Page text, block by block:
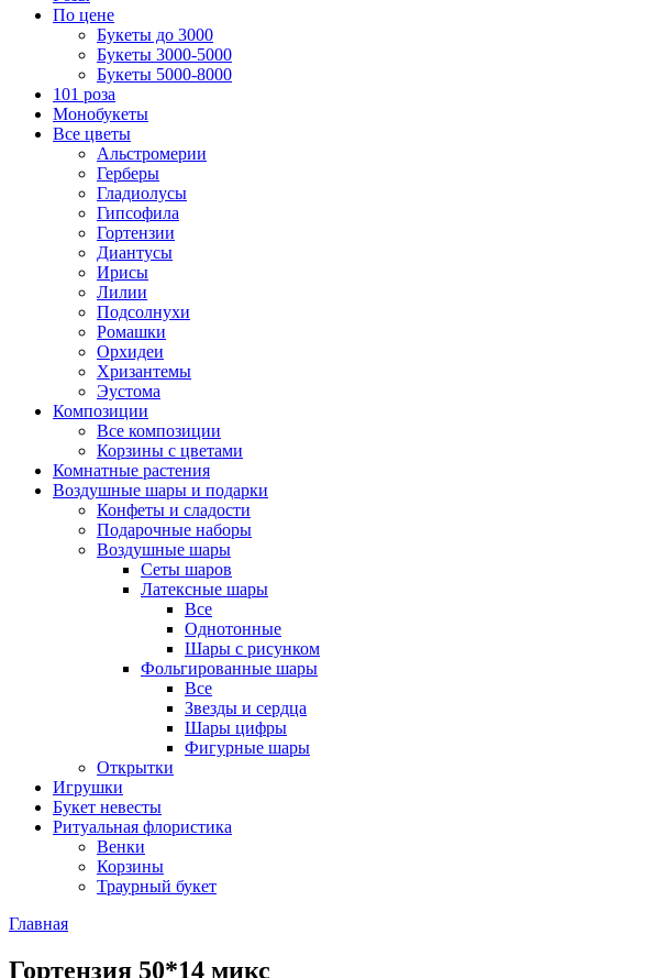
По цене
Букеты до 3000
Букеты 3000-5000
Букеты 5000-8000
101 роза
Монобукеты
Все цветы
Альстромерии
Герберы
Гладиолусы
Гипсофила
Гортензии
Диантусы
Ирисы
Лилии
Подсолнухи
Ромашки
Орхидеи
Хризантемы
Эустома
Композиции
Все композиции
Корзины с цветами
Комнатные растения
Воздушные шары и подарки
Конфеты и сладости
Подарочные наборы
Воздушные шары
Сеты шаров
Латексные шары
Все
Однотонные
Шары с рисунком
Фольгированные шары
Все
Звезды и сердца
Шары цифры
Фигурные шары
Открытки
Игрушки
Букет невесты
Ритуальная флористика
Венки
Корзины
Траурный букет
Главная
Гортензия 50*14 микс